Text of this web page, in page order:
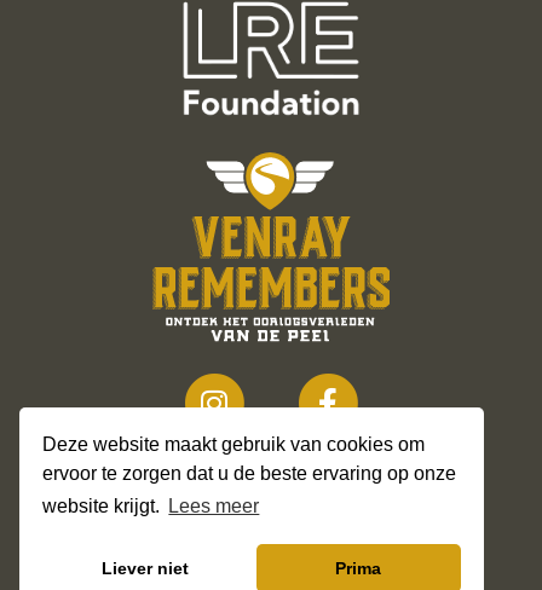
Deze website maakt gebruik van cookies om
ervoor te zorgen dat u de beste ervaring op onze
website krijgt.
Lees meer
Liever niet Prima
Privacy Policy
Sitemap